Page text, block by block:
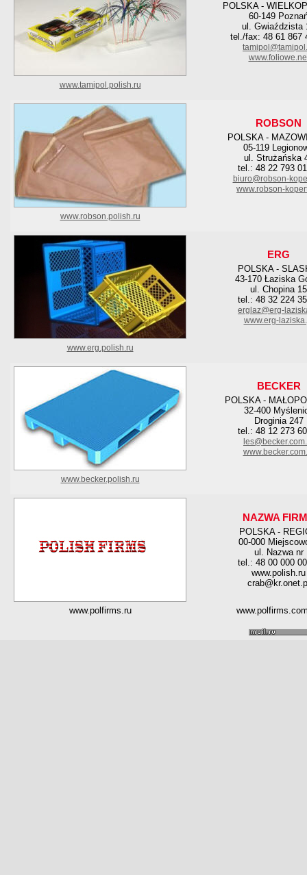
POLSKA -
60-149
ul. Gwiaździsta
tel./fax: 48 61 867
www.tamipol.polish.ru
ROBSON
POLSKA -
05-119
ul. Strużańska
tel.: 48 22 793
biuro@robson-
www.robson-
www.robson.polish.ru
ERG
POLSKA -
43-170 Łaziska
ul. Chopina 15
tel.: 48 32 224
erglaz@erg-
www.erg-
www.erg.polish.ru
BECKER
POLSKA -
32-400
Droginia 247
tel.: 48 12 273
www.becker.polish.ru
NAZWA
POLSKA -
00-000
ul. Nazwa nr
tel.: 48 00 000
www.polish.ru
www.polfirms.ru